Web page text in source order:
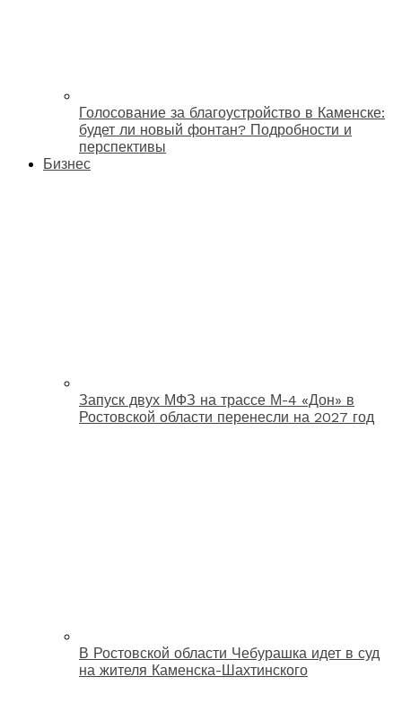
Голосование за благоустройство в Каменске:
будет ли новый фонтан? Подробности и
перспективы
Бизнес
Запуск двух МФЗ на трассе М-4 «Дон» в
Ростовской области перенесли на 2027 год
В Ростовской области Чебурашка идет в суд
на жителя Каменска-Шахтинского